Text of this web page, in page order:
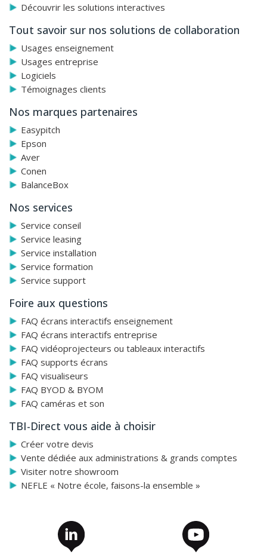
Démarrage automatique
Enregistrement et partage de notes possibles pour
tous les participants
Données sécurisées par défaut
Découvrir les solutions interactives
Tout savoir sur nos solutions de collaboration
Usages enseignement
Usages entreprise
Logiciels
Témoignages clients
Nos marques partenaires
Easypitch
Epson
Aver
Conen
BalanceBox
Nos services
Service conseil
Service leasing
Service installation
Service formation
Service support
Foire aux questions
FAQ écrans interactifs enseignement
FAQ écrans interactifs entreprise
FAQ vidéoprojecteurs ou tableaux interactifs
FAQ supports écrans
FAQ visualiseurs
FAQ BYOD & BYOM
FAQ caméras et son
TBI-Direct vous aide à choisir
Créer votre devis
Vente dédiée aux administrations & grands comptes
Visiter notre showroom
NEFLE « Notre école, faisons-la ensemble »